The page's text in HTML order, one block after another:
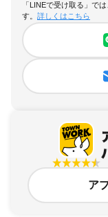
「LINEで受け取る」で
す。 詳しくはこちら
ア